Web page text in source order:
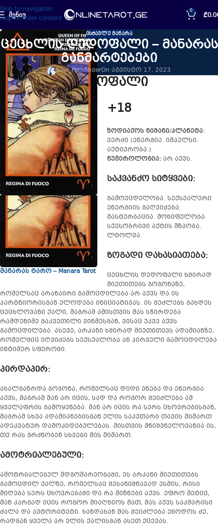
Skip to navigation
Skip to main content
ᲛᲔᲜᲘᲣ 0 ₾
ᲘᲡᲬᲐᲕᲚᲔ ᲛᲐᲜᲐᲠᲐ
ცეცხლის დედოფალი – მანარას
განმარტებები
Soul_PathfinderOn აგვისტო 17, 2023
ცეცხლის დედოფალი
მანარას ტარო – Manara Tarot
+18
ზოდიაქოს ნიშანი/პლანეტა:
ვერძი (ენერგია. იმპულსი.
აქტიურობა.)
ნუმეროლოგია: არ აქვს.
საკვანძო სიტყვები:
გამოუცდელობა. სექსუალური
ენერგიის გაღვიძება.
მასტურბაცია. მოწიფულობა.
სქესობრივი აქტის მზაობა.
ლტოლვა.
ზოგადი დახასიათება:
ცეცხლის დედოფალი ხშირად
მიუთითებს გოგონაზე,
რომელსაც არანაირი გამოცდილება არ აქვს და ის
პარტნიორისგან ელოდება ინიციატივას. ის შეძლებს გახდეს
ცეცხლოვანი ქალი, მაგრამ ამისთვის მას სჭირდება
რამდენიმე გაკვეთილი ვინმესგან, ვისაც უკვე აქვს
გამოცდილება. ასევე, არკანი ხშირად მიუთითევს ადამიანზე,
რომელშიც იღვიძებს სექსუალობა ან პირველი გამოცდილება
ინტიმურ სფეროში.
პირდაპირ:
ახალგაზრდა გოგონა, რომელსაც დიდი ვნება და ენერგია
აქვს, მაგრამ მან არ იცის, სად და როგორ შეიძლება ამ
ყველაფრის გამოყენება. მან არ იცის რა სურს ცხოვრებისგან,
მაგრამ სხვა ადამიანებისგან ელის საკუთარი თავის მიმართ
ადეკვატურ დამოკიდებულებას. მისთვის მნიშვნელოვანია ის,
თუ რას გრძნობენ სხვები მის მიმართ.
ამოტრიალებული:
ამოტრიალებულ მდგომარეობაში, ეს არკანი მიუთითებს
გამოცდილ ქალზე, რომელსაც შესანიშნავად ესმის, რისი
მიღება სურს ცხოვრებაში და რა მიზნები აქვს. უფრო მეტიც,
მან კარგად იცის როგორ მიაღწიოს მათ, მას აქვს საკმარისი
ძალა და ავტორიტეტი. ხანდახან მას შეიძლება ეწოდოს ძუ,
რადგან ყველა არ ელის ქალისგან ასეთ ქცევას.